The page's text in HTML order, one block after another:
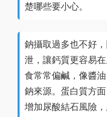
楚哪些要小心。
鈉攝取過多也不好
泄，讓鈣質更容易
食常常偏鹹，像醬
鈉來源。蛋白質方
增加尿酸結石風險